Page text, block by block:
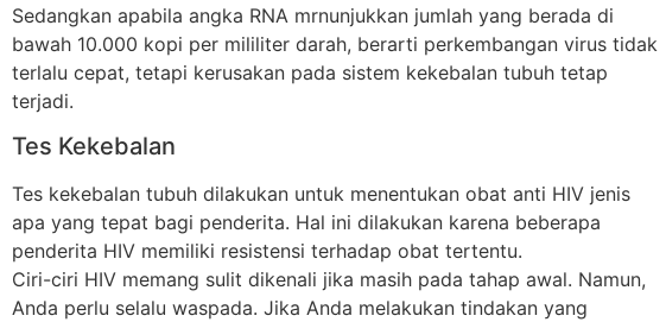
Sedangkan apabila angka RNA mrnunjukkan jumlah yang berada di
bawah 10.000 kopi per mililiter darah, berarti perkembangan virus tidak
terlalu cepat, tetapi kerusakan pada sistem kekebalan tubuh tetap
terjadi.
Tes Kekebalan
Tes kekebalan tubuh dilakukan untuk menentukan obat anti HIV jenis
apa yang tepat bagi penderita. Hal ini dilakukan karena beberapa
penderita HIV memiliki resistensi terhadap obat tertentu.
Ciri-ciri HIV memang sulit dikenali jika masih pada tahap awal. Namun,
Anda perlu selalu waspada. Jika Anda melakukan tindakan yang